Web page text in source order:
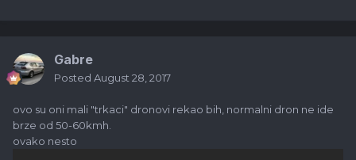
Gabre
Posted August 28, 2017
ovo su oni mali "trkaci" dronovi rekao bih, normalni dron ne ide
brze od 50-60kmh.
ovako nesto